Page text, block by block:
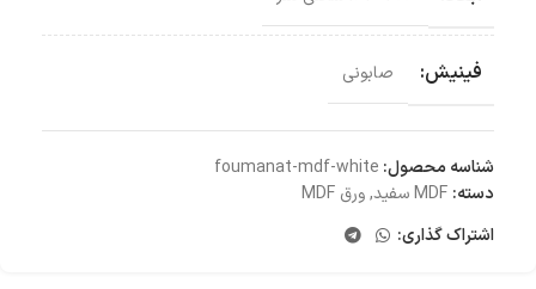
فینیش: صابونی
شناسه محصول: foumanat-mdf-white
دسته: MDF سفید ,ورق MDF
اشتراک گذاری: